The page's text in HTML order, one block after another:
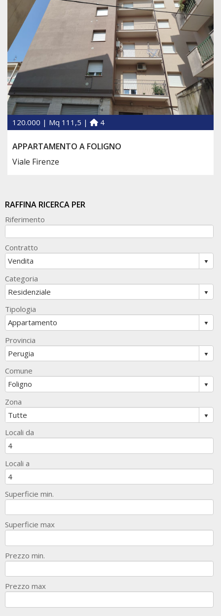
120.000 | Mq 111,5 | 4
APPARTAMENTO A FOLIGNO
Viale Firenze
RAFFINA RICERCA PER
Riferimento
Contratto
Categoria
Tipologia
Provincia
Comune
Zona
Locali da
Locali a
Superficie min.
Superficie max
Prezzo min.
Prezzo max